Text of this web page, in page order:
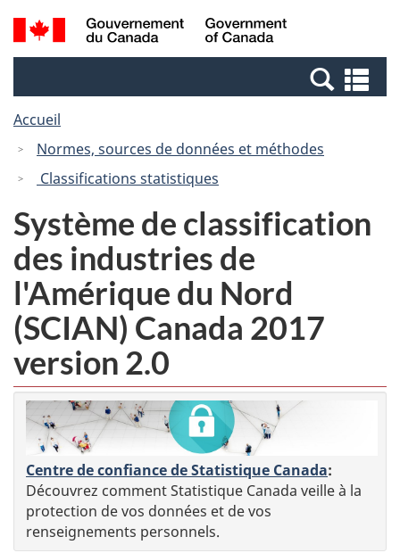
Passer
au
Passer
à
Canada
Recherche
et
et
Accueil
Normes, sources de données et méthodes
Classifications statistiques
Système de classification
des industries de
l'Amérique du Nord
(SCIAN) Canada 2017
version 2.0
Centre de confiance de Statistique Canada:
Découvrez comment Statistique Canada veille à la
protection de vos données et de vos
renseignements personnels.